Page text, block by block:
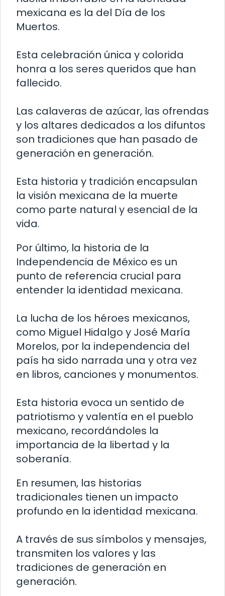
mexicana es la del Día de los
Muertos.
Esta celebración única y colorida
honra a los seres queridos que han
fallecido.
Las calaveras de azúcar, las ofrendas
y los altares dedicados a los difuntos
son tradiciones que han pasado de
generación en generación.
Esta historia y tradición encapsulan
la visión mexicana de la muerte
como parte natural y esencial de la
vida.
Por último, la historia de la
Independencia de México es un
punto de referencia crucial para
entender la identidad mexicana.
La lucha de los héroes mexicanos,
como Miguel Hidalgo y José María
Morelos, por la independencia del
país ha sido narrada una y otra vez
en libros, canciones y monumentos.
Esta historia evoca un sentido de
patriotismo y valentía en el pueblo
mexicano, recordándoles la
importancia de la libertad y la
soberanía.
En resumen, las historias
tradicionales tienen un impacto
profundo en la identidad mexicana.
A través de sus símbolos y mensajes,
transmiten los valores y las
tradiciones de generación en
generación.